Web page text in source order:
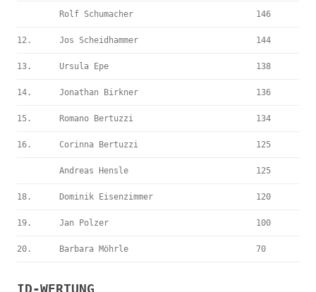
Rolf Schumacher 146
12. Jos Scheidhammer 144
13. Ursula Epe 138
14. Jonathan Birkner 136
15. Romano Bertuzzi 134
16. Corinna Bertuzzi 125
Andreas Hensle 125
18. Dominik Eisenzimmer 120
19. Jan Polzer 100
20. Barbara Möhrle 70
ID-WERTUNG